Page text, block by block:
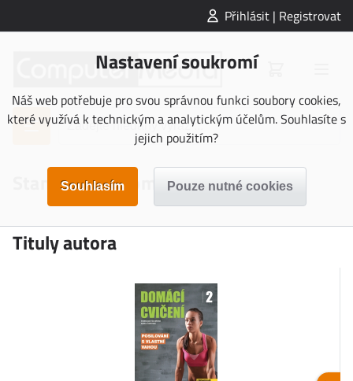
Přihlásit | Registrovat
Nastavení soukromí
Náš web potřebuje pro svou správnou funkci soubory cookies,
které využívá k technickým a analytickým účelům. Souhlasíte s
jejich použitím?
Stanislava Holomková
Tituly autora